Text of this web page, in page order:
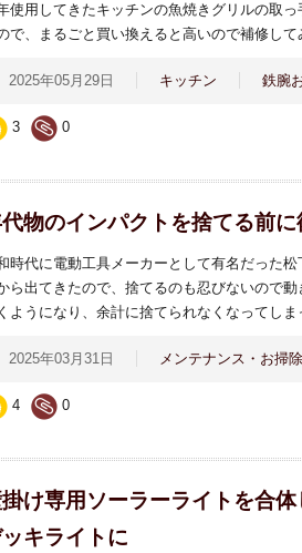
使用してきたキッチンの魚焼きグリルの取
で、まるごと買い換えると高いので補修して
2025年05月29日 キッチン 鉄腕
3 0
物のインパクトを捨てる前に
時代に電動工具メーカーとして有名だった
ら出てきたので、捨てるのも忍びないので
ようになり、余計に捨てられなくなってしま
2025年03月31日 メンテナンス・お掃除
4 0
け専用ソーラーライトを合
キライトに